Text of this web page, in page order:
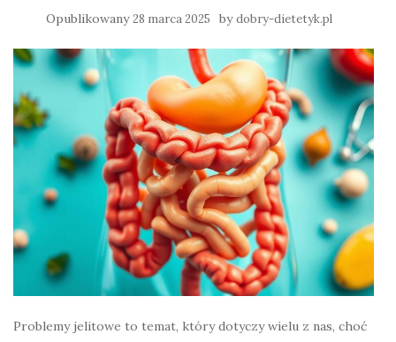
Opublikowany28 marca 2025 bydobry-dietetyk.pl
Problemy jelitowe to temat, który dotyczy wielu z nas, choć